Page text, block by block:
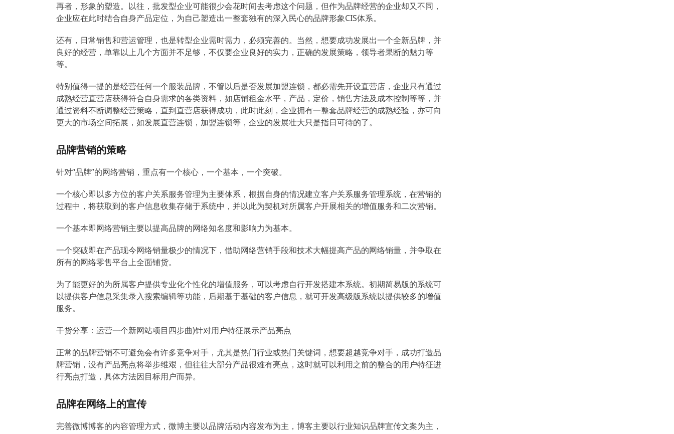
再者，形象的塑造。以往，批发型企业可能很少会花时间去考虑这个问题，但作为品牌经营的企业却又不同，
企业应在此时结合自身产品定位，为自己塑造出一整套独有的深入民心的品牌形象CIS体系。
还有，日常销售和营运管理，也是转型企业需时需力，必须完善的。当然，想要成功发展出一个全新品牌，并
良好的经营，单靠以上几个方面并不足够，不仅要企业良好的实力，正确的发展策略，领导者果断的魅力等
等。
特别值得一提的是经营任何一个服装品牌，不管以后是否发展加盟连锁，都必需先开设直营店，企业只有通过
成熟经营直营店获得符合自身需求的各类资料，如店铺租金水平，产品，定价，销售方法及成本控制等等，并
通过资料不断调整经营策略，直到直营店获得成功，此时此刻，企业拥有一整套品牌经营的成熟经验，亦可向
更大的市场空间拓展，如发展直营连锁，加盟连锁等，企业的发展壮大只是指日可待的了。
品牌营销的策略
针对“品牌”的网络营销，重点有一个核心，一个基本，一个突破。
一个核心即以多方位的客户关系服务管理为主要体系，根据自身的情况建立客户关系服务管理系统，在营销的
过程中，将获取到的客户信息收集存储于系统中，并以此为契机对所属客户开展相关的增值服务和二次营销。
一个基本即网络营销主要以提高品牌的网络知名度和影响力为基本。
一个突破即在产品现今网络销量极少的情况下，借助网络营销手段和技术大幅提高产品的网络销量，并争取在
所有的网络零售平台上全面铺货。
为了能更好的为所属客户提供专业化个性化的增值服务，可以考虑自行开发搭建本系统。初期简易版的系统可
以提供客户信息采集录入搜索编辑等功能，后期基于基础的客户信息，就可开发高级版系统以提供较多的增值
服务。
干货分享：运营一个新网站项目四步曲)针对用户特征展示产品亮点
正常的品牌营销不可避免会有许多竞争对手，尤其是热门行业或热门关键词，想要超越竞争对手，成功打造品
牌营销，没有产品亮点将举步维艰，但往往大部分产品很难有亮点，这时就可以利用之前的整合的用户特征进
行亮点打造，具体方法因目标用户而异。
品牌在网络上的宣传
完善微博博客的内容管理方式，微博主要以品牌活动内容发布为主，博客主要以行业知识品牌宣传文案为主，